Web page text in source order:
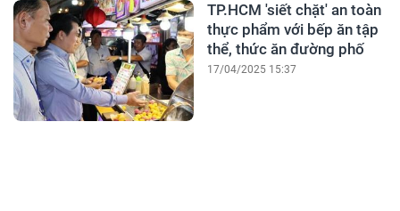
TP.HCM 'siết chặt' an toàn
thực phẩm với bếp ăn tập
thể, thức ăn đường phố
17/04/2025 15:37